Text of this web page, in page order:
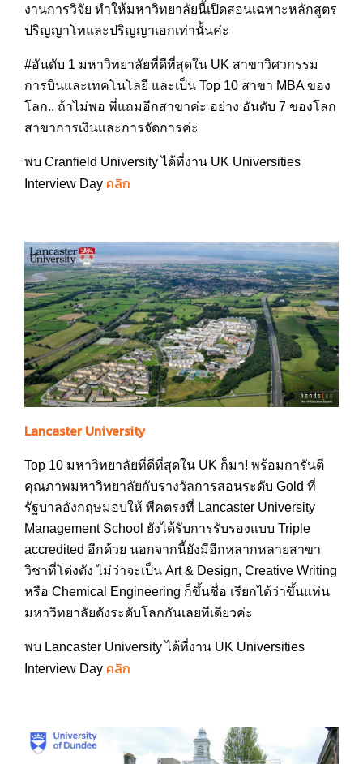
งานการวิจัย ทำให้มหาวิทยาลัยนี้เปิดสอนเฉพาะหลักสูตร
ปริญญาโทและปริญญาเอกเท่านั้นค่ะ
#อันดับ 1 มหาวิทยาลัยที่ดีที่สุดใน UK สาขาวิศวกรรม
การบินและเทคโนโลยี และเป็น Top 10 สาขา MBA ของ
โลก.. ถ้าไม่พอ พี่แถมอีกสาขาค่ะ อย่าง อันดับ 7 ของโลก
สาขาการเงินและการจัดการค่ะ
พบ Cranfield University ได้ที่งาน UK Universities
Interview Day คลิก
Lancaster University
Top 10 มหาวิทยาลัยที่ดีที่สุดใน UK ก็มา! พร้อมการันตี
คุณภาพมหาวิทยาลัยกับรางวัลการสอนระดับ Gold ที่
รัฐบาลอังกฤษมอบให้ พีคตรงที่ Lancaster University
Management School ยังได้รับการรับรองแบบ Triple
accredited อีกด้วย นอกจากนี้ยังมีอีกหลากหลายสาขา
วิชาที่โด่งดัง ไม่ว่าจะเป็น Art & Design, Creative Writing
หรือ Chemical Engineering ก็ขึ้นชื่อ เรียกได้ว่าขึ้นแท่น
มหาวิทยาลัยดังระดับโลกกันเลยทีเดียวค่ะ
พบ Lancaster University ได้ที่งาน UK Universities
Interview Day คลิก